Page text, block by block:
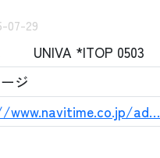
07-29
UNIVA *ITOP 0503
ジ
ad…